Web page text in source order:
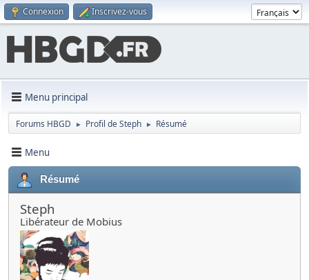
Connexion Inscrivez-vous
Menu principal
Forums HBGD ► Profil de Steph ► Résumé
Menu
Résumé
Steph
Libérateur de Mobius